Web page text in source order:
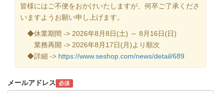
皆様にはご不便をおかけいたしますが、何卒ご了承くださ
いますようお願い申し上げます。
◆休業期間 -> 2026年8月8日(土) ～ 8月16日(日)
業務再開 -> 2026年8月17日(月)より順次
◆詳細 -> https://www.seshop.com/news/detail/689
メールアドレス 必須